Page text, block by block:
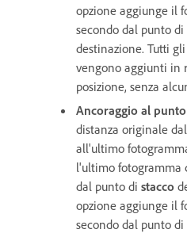
opzione aggiunge il
secondo dal punto di
destinazione. Tutti
vengono aggiunti in
posizione, senza
Ancoraggio al
distanza originale
all'ultimo
l'ultimo fotogramma
dal punto di stacco
opzione aggiunge il
secondo dal punto di